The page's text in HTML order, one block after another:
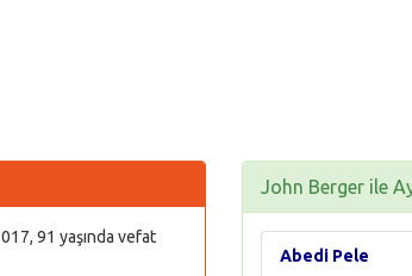
91 yaşında vefat
John Berger ile
Abedi Pele